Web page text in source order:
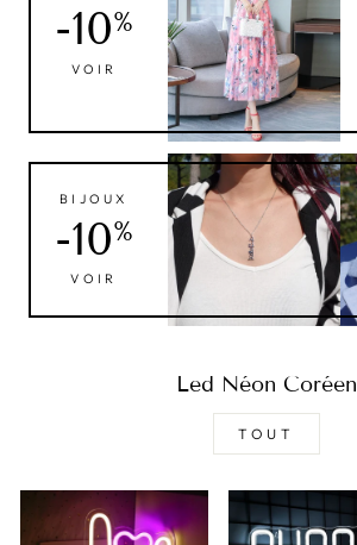
-10%
VOIR
BIJOUX
-10%
VOIR
Led Néon Coréen
TOUT